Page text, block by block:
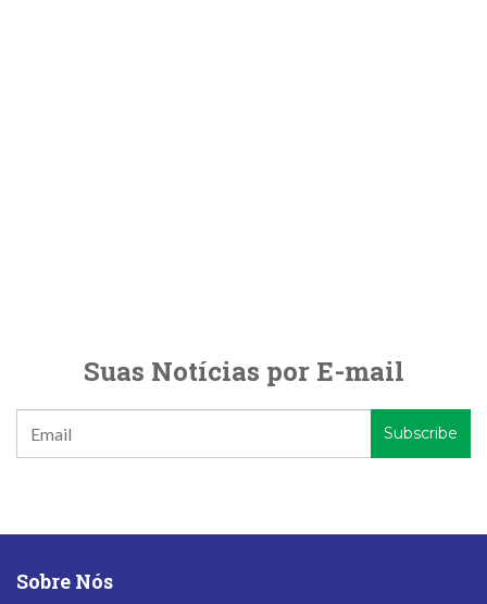
Suas Notícias por E-mail
Sobre Nós